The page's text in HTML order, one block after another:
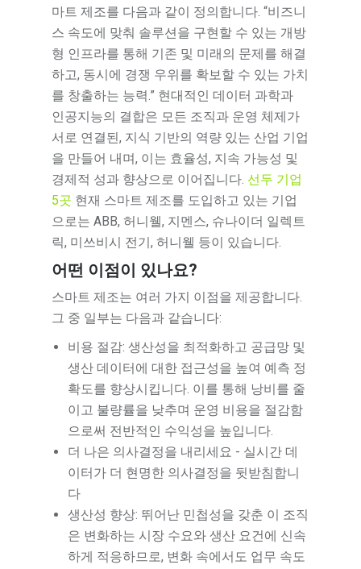
마트 제조를 다음과 같이 정의합니다. “비즈니
스 속도에 맞춰 솔루션을 구현할 수 있는 개방
형 인프라를 통해 기존 및 미래의 문제를 해결
하고, 동시에 경쟁 우위를 확보할 수 있는 가치
를 창출하는 능력.” 현대적인 데이터 과학과
인공지능의 결합은 모든 조직과 운영 체제가
서로 연결된, 지식 기반의 역량 있는 산업 기업
을 만들어 내며, 이는 효율성, 지속 가능성 및
경제적 성과 향상으로 이어집니다. 선두 기업
5곳 현재 스마트 제조를 도입하고 있는 기업
으로는 ABB, 허니웰, 지멘스, 슈나이더 일렉트
릭, 미쓰비시 전기, 허니웰 등이 있습니다.
어떤 이점이 있나요?
스마트 제조는 여러 가지 이점을 제공합니다.
그 중 일부는 다음과 같습니다:
비용 절감: 생산성을 최적화하고 공급망 및
생산 데이터에 대한 접근성을 높여 예측 정
확도를 향상시킵니다. 이를 통해 낭비를 줄
이고 불량률을 낮추며 운영 비용을 절감함
으로써 전반적인 수익성을 높입니다.
더 나은 의사결정을 내리세요 - 실시간 데
이터가 더 현명한 의사결정을 뒷받침합니
다
생산성 향상: 뛰어난 민첩성을 갖춘 이 조직
은 변화하는 시장 수요와 생산 요건에 신속
하게 적응하므로, 변화 속에서도 업무 속도